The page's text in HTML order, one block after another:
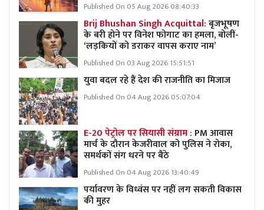
Published On 05 Aug 2026 08:40:33
Brij Bhushan Singh Acquittal:बृजभूषण
के बरी होने पर विनेश फोगाट का हमला, बोलीं-
‘लड़कियों को डराकर वापस कराए नाम’
Published On 03 Aug 2026 15:51:51
युवा बदल रहे हैं देश की राजनीति का मिजाज
Published On 04 Aug 2026 05:07:04
E-20 पेट्रोल पर सियासी संग्राम : PM आवास
मार्च के दौरान केजरीवाल को पुलिस ने रोका,
समर्थकों संग धरने पर बैठे
Published On 04 Aug 2026 13:40:49
पर्यावरण के विध्वंस पर नहीं लग सकती विकास
की मुहर